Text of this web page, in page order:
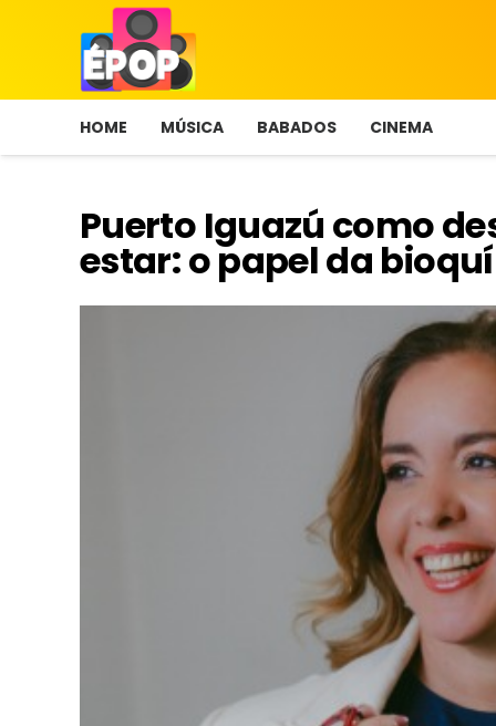
HOME MÚSICA BABADOS CINEMA
Puerto Iguazú como
estar: o papel da